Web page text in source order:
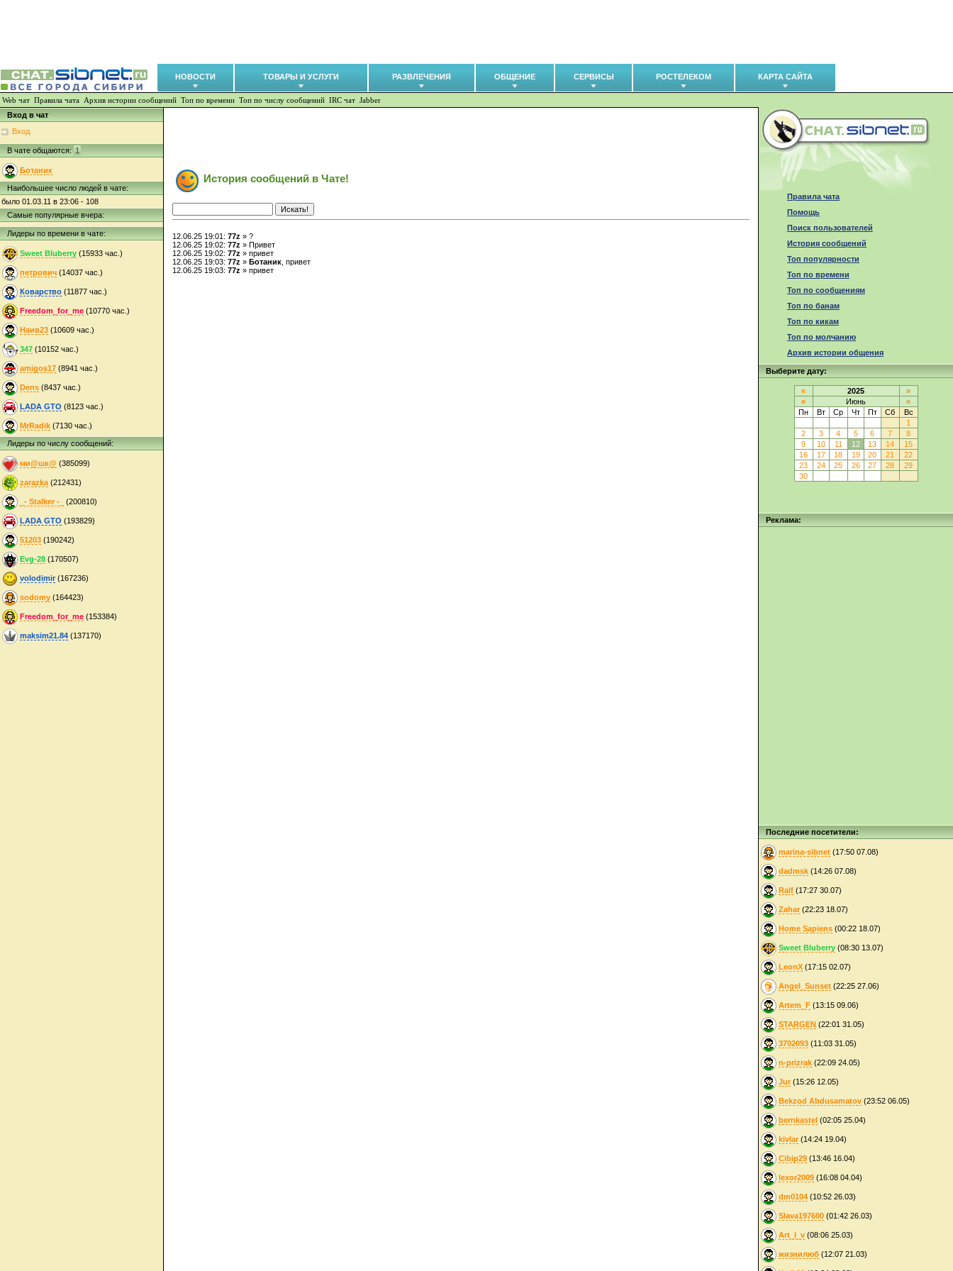
НОВОСТИ ТОВАРЫ И УСЛУГИ РАЗВЛЕЧЕНИЯ ОБЩЕНИЕ СЕРВИСЫ РОСТЕЛЕКОМ КАРТА САЙТА
Web чат Правила чата Архив истории сообщений Топ по времени Топ по числу сообщений IRC чат Jabber
Вход в чат
Вход
В чате общаются: 1
Ботаник
Наибольшее число людей в чате:
было 01.03.11 в 23:06 - 108
Самые популярные вчера:
Лидеры по времени в чате:
Sweet Bluberry (15933 час.)
петрович (14037 час.)
Коварство (11877 час.)
Freedom_for_me (10770 час.)
Наив23 (10609 час.)
347 (10152 час.)
amigos17 (8941 час.)
Dens (8437 час.)
LADA GTO (8123 час.)
MrRadik (7130 час.)
Лидеры по числу сообщений:
ми@шк@ (385099)
zarazka (212431)
_- Stalker -_ (200810)
LADA GTO (193829)
51203 (190242)
Evg-28 (170507)
volodimir(167236)
sodomy (164423)
Freedom_for_me (153384)
maksim21.84 (137170)
История сообщений в Чате!
12.06.25 19:01: 77z » ?
12.06.25 19:02: 77z » Привет
12.06.25 19:02: 77z » привет
12.06.25 19:03: 77z » Ботаник , привет
12.06.25 19:03: 77z » привет
Правила чата
Помощь
Поиск пользователей
История сообщений
Топ популярности
Топ по времени
Топ по сообщениям
Топ по банам
Топ по кикам
Топ по молчанию
Архив истории общения
Выберите дату:
« 2025
»
«
Июнь
»
Пн
Вт Ср Чт Пт Сб
Вс
1
2
3 4 5 6 7
8
9
10 11 12 13 14
15
16
17 18 19 20 21
22
23
24 25 26 27 28
29
30
Реклама:
Последние посетители:
marina-sibnet (17:50 07.08)
dadmsk (14:26 07.08)
Ralf (17:27 30.07)
Zahar (22:23 18.07)
Home Sapiens (00:22 18.07)
Sweet Bluberry (08:30 13.07)
LeonX (17:15 02.07)
Angel_Sunset (22:25 27.06)
Artem_F (13:15 09.06)
STARGEN (22:01 31.05)
3702093 (11:03 31.05)
n-prizrak (22:09 24.05)
Jur (15:26 12.05)
Bekzod Abdusamatov (23:52 06.05)
bernkastel (02:05 25.04)
kivlar (14:24 19.04)
Cibip29 (13:46 16.04)
lexor2009 (16:08 04.04)
dm0104 (10:52 26.03)
Slava197600 (01:42 26.03)
Art_l_v (08:06 25.03)
жизнилюб (12:07 21.03)